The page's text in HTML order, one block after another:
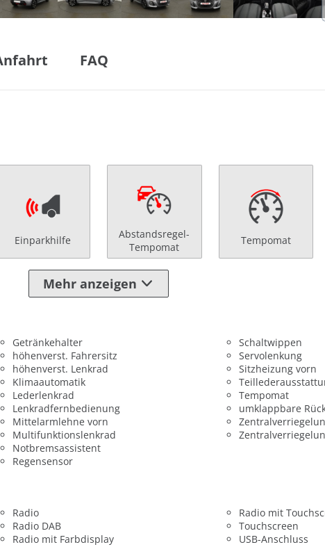
FAQ
Einparkhilfe
Abstandsregel-
Tempomat
Tempomat
Mehr anzeigen
Getränkehalter
höhenverst. Fahrersitz
höhenverst. Lenkrad
Klimaautomatik
Lederlenkrad
Lenkradfernbedienung
Mittelarmlehne vorn
Multifunktionslenkrad
Notbremsassistent
Regensensor
Schaltwippen
Servolenkung
Sitzheizung vorn
Tempomat
umklappbare
Radio
Radio DAB
Radio mit Farbdisplay
Radio mit
Touchscreen
USB-Anschluss